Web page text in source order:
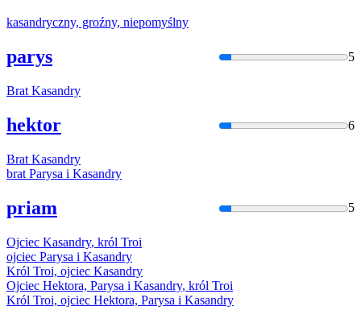
kasandryczny, groźny, niepomyślny
parys 5
Brat Kasandry
hektor 6
Brat Kasandry
brat Parysa i Kasandry
priam 5
Ojciec Kasandry, król Troi
ojciec Parysa i Kasandry
Król Troi, ojciec Kasandry
Ojciec Hektora, Parysa i Kasandry, król Troi
Król Troi, ojciec Hektora, Parysa i Kasandry